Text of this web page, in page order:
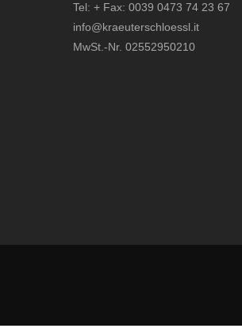
Tel: + Fax: 0039 0473 74 23 67
info@kraeuterschloessl.it
MwSt.-Nr. 02552950210